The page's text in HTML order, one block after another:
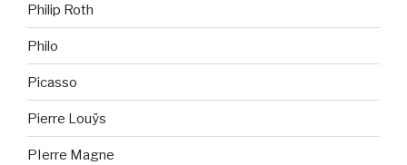
Philip Roth
Philo
Picasso
Pierre Louÿs
PIerre Magne